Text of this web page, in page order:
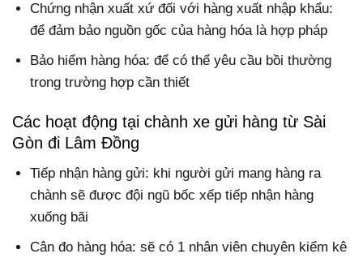
Chứng nhận xuất xứ đối với hàng xuất nhập khẩu:
để đảm bảo nguồn gốc của hàng hóa là hợp pháp
Bảo hiểm hàng hóa: để có thể yêu cầu bồi thường
trong trường hợp cần thiết
Các hoạt động tại chành xe gửi hàng từ Sài
Gòn đi Lâm Đồng
Tiếp nhận hàng gửi: khi người gửi mang hàng ra
chành sẽ được đội ngũ bốc xếp tiếp nhận hàng
xuống bãi
Cân đo hàng hóa: sẽ có 1 nhân viên chuyên kiểm kê